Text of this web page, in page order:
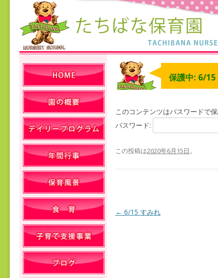
保護中: 6/15
このコンテンツはパスワードで
パスワード:
この投稿は2020年6月15日。
投稿ナビゲーション
← 6/15 すみれ